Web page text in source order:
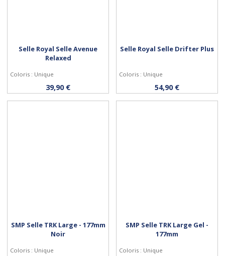
Acheter
Selle Royal Selle Avenue
Relaxed
Coloris : Unique
39,90 € Acheter
Selle Royal Selle Drifter Plus
Coloris : Unique
54,90 €
SMP Selle TRK Large - 177mm
Noir
Coloris : Unique
SMP Selle TRK Large Gel -
177mm
Coloris : Unique